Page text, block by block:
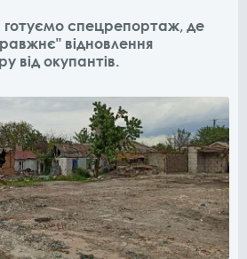
спецрепортаж, де
відновлення
від окупантів.